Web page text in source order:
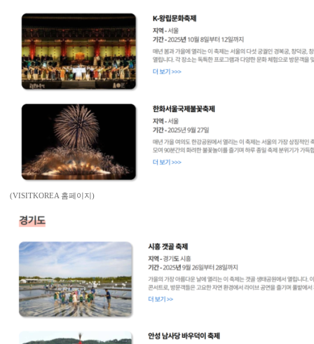
(VISITKOREA 홈페이지)